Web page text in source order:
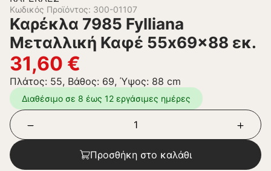
Κωδικός Προϊόντος: 300-01107
Καρέκλα 7985 Fylliana
Μεταλλική Καφέ 55x69x88 εκ.
31,60 €
Πλάτος: 55, Βάθος: 69, Ύψος: 88 cm
Διαθέσιμο σε 8 έως 12 εργάσιμες ημέρες
Προσθήκη στο καλάθι